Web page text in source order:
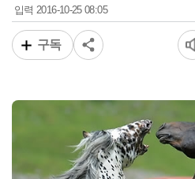
입력2016-10-25 08:05
구독